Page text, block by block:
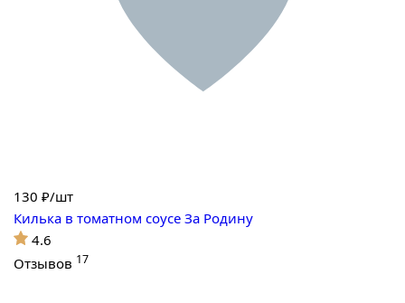
130 ₽/шт
Килька в томатном соусе За Родину
4.6
Отзывов 17